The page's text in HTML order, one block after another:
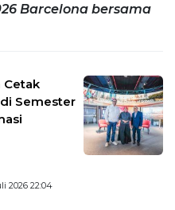
Barcelona bersama
Cetak
Semester
2026 22:04